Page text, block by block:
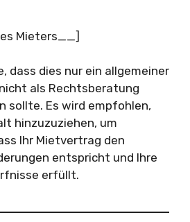
Mieters__]
dass dies nur ein allgemeiner
als Rechtsberatung
sollte. Es wird empfohlen,
hinzuzuziehen, um
Ihr Mietvertrag den
entspricht und Ihre
erfüllt.